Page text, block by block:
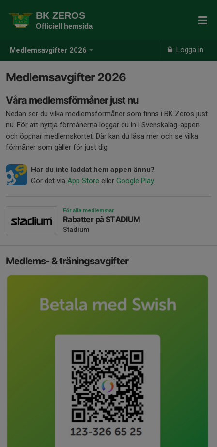
Medlemsavgifter 2026 Logga in
BK ZEROS
Officiell hemsida
Medlemsavgifter 2026
Våra medlemsförmåner just nu
Nedan ser du vilka medlemsförmåner som finns i BK Zeros just
nu. För att nyttja förmånerna loggar du in i Svenskalag-appen
och öppnar medlemskortet. Där kan du läsa mer och se vilka
förmåner som gäller för just dig.
Har du inte laddat hem appen ännu?
Gör det via App Store eller Google Play.
För alla medlemmar
Rabatter på STADIUM
Stadium
Medlems- & träningsavgifter